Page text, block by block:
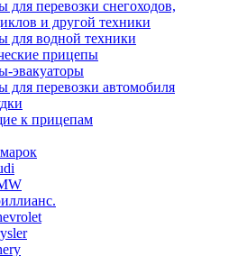
для перевозки снегоходов,
и другой техники
для водной техники
прицепы
эвакуаторы
для перевозки автомобиля
к прицепам